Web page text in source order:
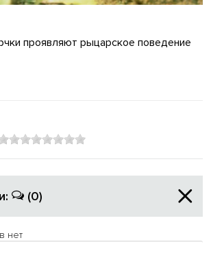
проявляют рыцарское поведение
(0)
нет